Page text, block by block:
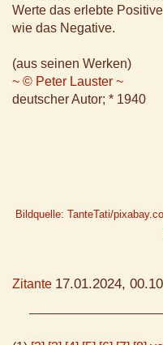
Werte das erlebte
wie das Negative.
(aus seinen Werken)
~ © Peter Lauster ~
deutscher Autor; * 1940
Bildquelle: TanteTati/
Zitante 17.01.2024, 00.10